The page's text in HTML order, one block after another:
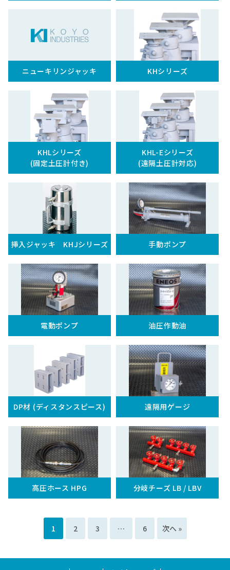
ニューキリンジャッキ KHシリーズ
KHLシリーズ
(固定土圧計付き)
KHL-Eシリーズ
(遠隔土圧計対応)
挿入ジャッキ KHJシリーズ 手動ポンプ
電動ポンプ 油圧作動油
DP材 (ディスタンスピース) 遠隔用ゲージ
高圧ホース HPG 分岐チーズ LB / LBV
1 2 3 … 6 次へ »